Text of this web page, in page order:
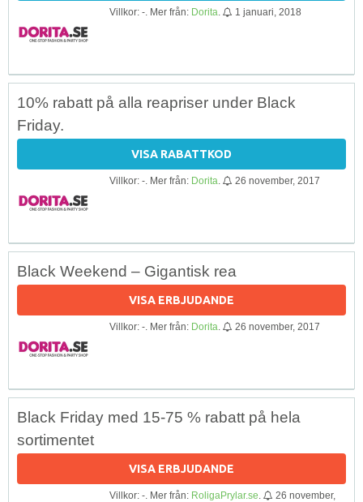
Villkor: -. Mer från: Dorita 1 januari, 2018
10% rabatt på alla reapriser under Black
Friday.
VISA RABATTKOD
Villkor: -. Mer från: Dorita 26 november, 2017
Black Weekend – Gigantisk rea
VISA ERBJUDANDE
Villkor: -. Mer från: Dorita 26 november, 2017
Black Friday med 15-75 % rabatt på hela
sortimentet
VISA ERBJUDANDE
Villkor: -. Mer från: RoligaPrylar.se
26 november,